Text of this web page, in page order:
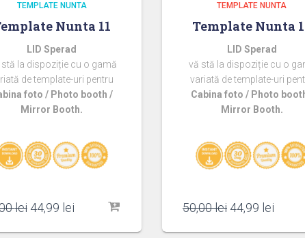
TEMPLATE NUNTA
Nunta 11
LID Sperad
stă la dispoziție cu o gamă
de template-uri pentru
foto / Photo booth /
Mirror Booth.
lei Prețul
44,99 leiPrețul
TEMPLATE NUNTA
Template Nunta
LID Sperad
vă stă la dispoziție cu o
variată de template-uri
Cabina foto / Photo
Mirror Booth.
50,00lei Prețul
44,99 lei